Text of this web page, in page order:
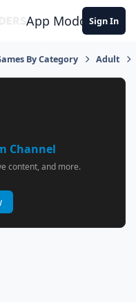
App ModdersSign In
By Category Adult
Channel
content, and more.